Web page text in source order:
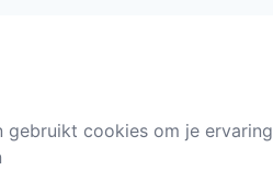
gebruikt cookies om je ervaring